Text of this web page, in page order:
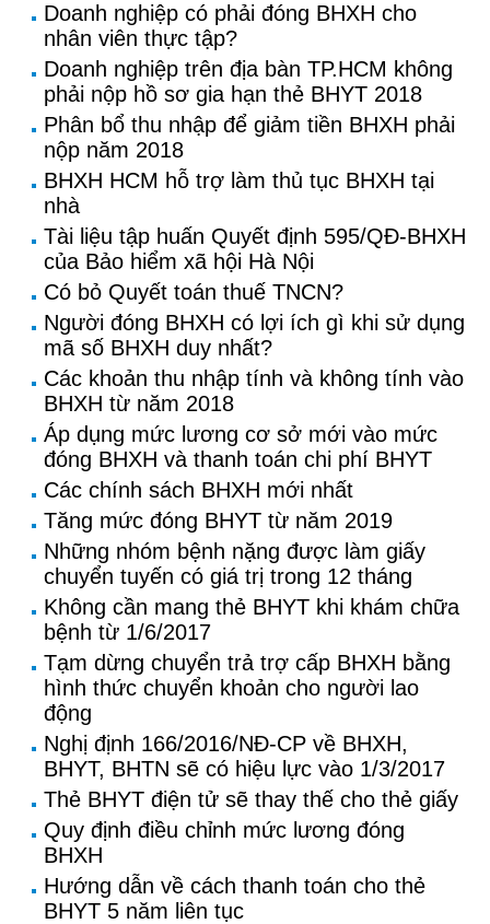
Doanh nghiệp có phải đóng BHXH cho
nhân viên thực tập?
Doanh nghiệp trên địa bàn TP.HCM không
phải nộp hồ sơ gia hạn thẻ BHYT 2018
Phân bổ thu nhập để giảm tiền BHXH phải
nộp năm 2018
BHXH HCM hỗ trợ làm thủ tục BHXH tại
nhà
Tài liệu tập huấn Quyết định 595/QĐ-BHXH
của Bảo hiểm xã hội Hà Nội
Có bỏ Quyết toán thuế TNCN?
Người đóng BHXH có lợi ích gì khi sử dụng
mã số BHXH duy nhất?
Các khoản thu nhập tính và không tính vào
BHXH từ năm 2018
Áp dụng mức lương cơ sở mới vào mức
đóng BHXH và thanh toán chi phí BHYT
Các chính sách BHXH mới nhất
Tăng mức đóng BHYT từ năm 2019
Những nhóm bệnh nặng được làm giấy
chuyển tuyến có giá trị trong 12 tháng
Không cần mang thẻ BHYT khi khám chữa
bệnh từ 1/6/2017
Tạm dừng chuyển trả trợ cấp BHXH bằng
hình thức chuyển khoản cho người lao
động
Nghị định 166/2016/NĐ-CP về BHXH,
BHYT, BHTN sẽ có hiệu lực vào 1/3/2017
Thẻ BHYT điện tử sẽ thay thế cho thẻ giấy
Quy định điều chỉnh mức lương đóng
BHXH
Hướng dẫn về cách thanh toán cho thẻ
BHYT 5 năm liên tục